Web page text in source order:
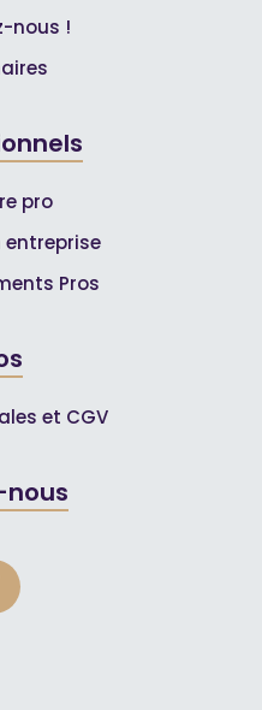
nous !
pro
entreprise
Pros
et CGV
nous